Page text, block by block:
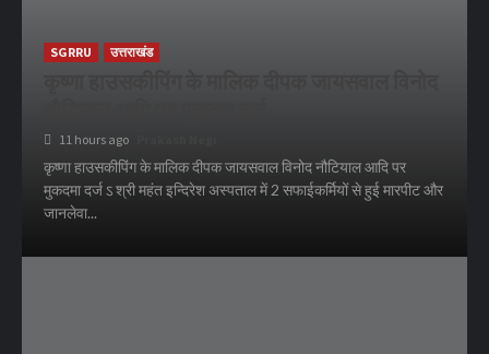
SGRRU उत्तराखंड
11 hours ago
कृष्णा हाउसकीपिंग के मालिक दीपक जायसवाल विनोद नौटियाल आदि पर
मुकदमा दर्ज ऽ श्री महंत इन्दिरेश अस्पताल में 2 सफाईकर्मियों से हुई मारपीट और
जानलेवा...